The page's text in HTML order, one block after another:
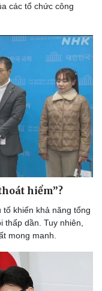
các tổ chức công
hiểm”?
tố khiến khả năng tổng
dần. Tuy nhiên,
mong manh.